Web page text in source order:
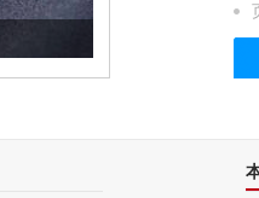
这个3.2米的长卷，